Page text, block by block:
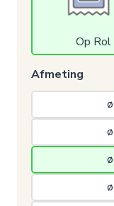
Op Rol
Afmeting